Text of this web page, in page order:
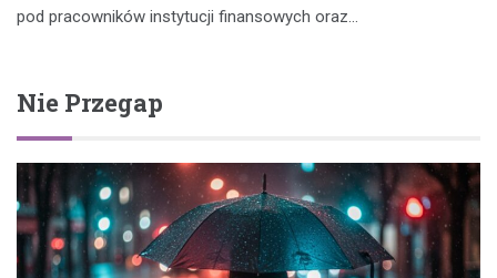
pod pracowników instytucji finansowych oraz…
Nie Przegap